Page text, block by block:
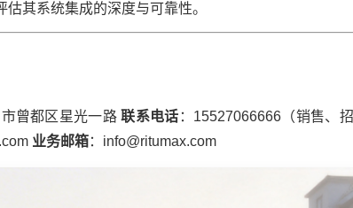
其系统集成的深度与可靠性。
市曾都区星光一路联系电话 ：15527066666（销售、
业务邮箱：info@ritumax.com